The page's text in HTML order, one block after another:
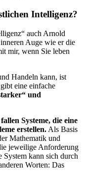
Intelligenz?
auch Arnold
Auge wie er die
mir, wenn Sie leben
Handeln kann, ist
eine einfache
und
Systeme, die eine
erstellen. Als Basis
Mathematik und
jeweilige Anforderung
System kann sich durch
Worten: Das